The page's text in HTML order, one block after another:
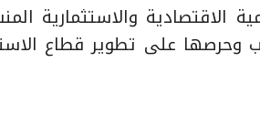
الاقتصادية والاستثمارية
وحرصها على تطوير قطاع